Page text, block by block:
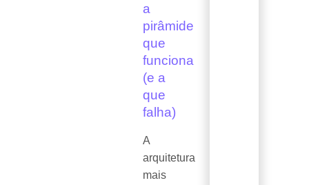
a
pirâmide
que
funciona
(e a
que
falha)
A
arquitetura
mais